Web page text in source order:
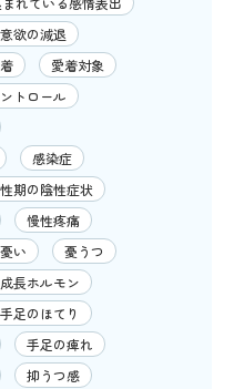
意欲の減退
愛着対象
トロール
感染症
期の陰性症状
慢性疼痛
憂い
憂うつ
成長ホルモン
手足のほてり
手足の痺れ
抑うつ感